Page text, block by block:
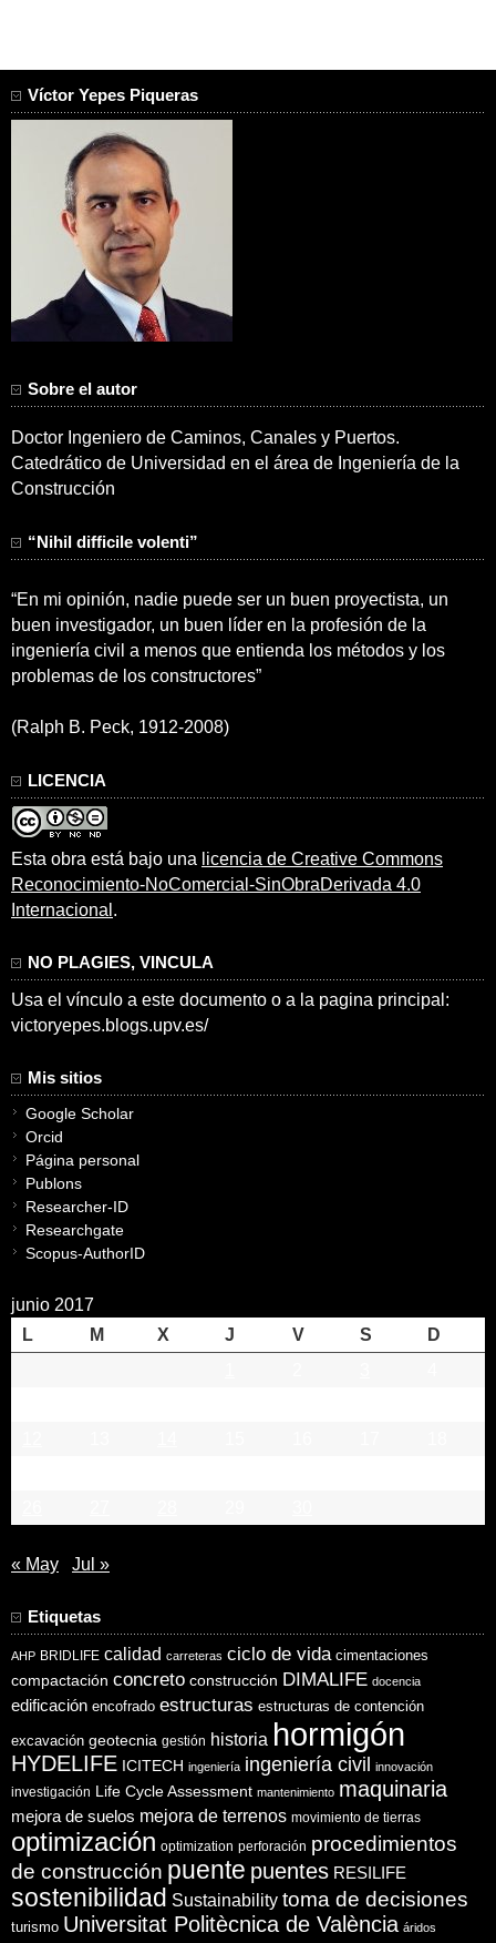
Víctor Yepes Piqueras
Sobre el autor
Doctor Ingeniero de Caminos, Canales y Puertos.
Catedrático de Universidad en el área de Ingeniería de la
Construcción
“Nihil difficile volenti”
“En mi opinión, nadie puede ser un buen proyectista, un
buen investigador, un buen líder en la profesión de la
ingeniería civil a menos que entienda los métodos y los
problemas de los constructores”
(Ralph B. Peck, 1912-2008)
LICENCIA
Esta obra está bajo una licencia de Creative Commons
Reconocimiento-NoComercial-SinObraDerivada 4.0
Internacional .
NO PLAGIES, VINCULA
Usa el vínculo a este documento o a la pagina principal:
victoryepes.blogs.upv.es/
Mis sitios
Google Scholar
Orcid
Página personal
Publons
Researcher-ID
Researchgate
Scopus-AuthorID
junio 2017
L
M X J V S
D
« May Jul »
Etiquetas
AHP BRIDLIFE calidad carreteras ciclo de vida cimentaciones
compactación concreto construcción DIMALIFE docencia
edificación encofrado estructuras estructuras de contención
excavación geotecnia gestión historia hormigón
HYDELIFE ICITECH ingeniería ingeniería civil innovación
investigación Life Cycle Assessment mantenimiento maquinaria
mejora de suelos mejora de terrenos movimiento de tierras
optimización optimization perforación procedimientos
de construcción puente puentes RESILIFE
sostenibilidad Sustainability toma de decisiones
turismo Universitat Politècnica de València áridos